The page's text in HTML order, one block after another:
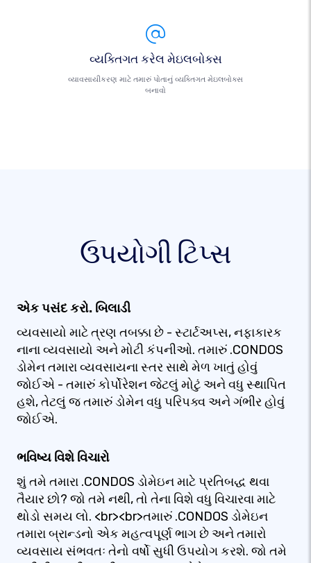
વ્યક્તિગત કરેલ મેઇલબોક્સ
વ્યાવસાયીકરણ માટે તમારું પોતાનું વ્યક્તિગત મેઇલબોક્સ
બનાવો
ઉપયોગી ટિપ્સ
એક પસંદ કરો. બિલાડી
વ્યવસાયો માટે ત્રણ તબક્કા છે - સ્ટાર્ટઅપ્સ, નફાકારક
નાના વ્યવસાયો અને મોટી કંપનીઓ. તમારું .CONDOS
ડોમેન તમારા વ્યવસાયના સ્તર સાથે મેળ ખાતું હોવું
જોઈએ - તમારું કોર્પોરેશન જેટલું મોટું અને વધુ સ્થાપિત
હશે, તેટલું જ તમારું ડોમેન વધુ પરિપક્વ અને ગંભીર હોવું
જોઈએ.
ભવિષ્ય વિશે વિચારો
શું તમે તમારા .CONDOS ડોમેઇન માટે પ્રતિબદ્ધ થવા
તૈયાર છો? જો તમે નથી, તો તેના વિશે વધુ વિચારવા માટે
થોડો સમય લો. <br><br>તમારું .CONDOS ડોમેઇન
તમારા બ્રાન્ડનો એક મહત્વપૂર્ણ ભાગ છે અને તમારો
વ્યવસાય સંભવતઃ તેનો વર્ષો સુધી ઉપયોગ કરશે. જો તમે